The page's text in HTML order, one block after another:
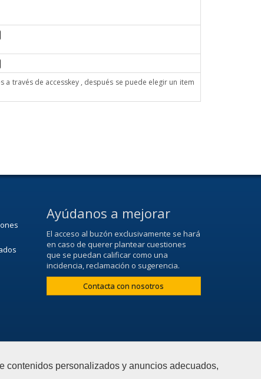
contenidos personalizados y anuncios adecuados,
través de accesskey , después se puede elegir un item
Ayúdanos a mejorar
El acceso al buzón exclusivamente se hará
en caso de querer plantear cuestiones
que se puedan calificar como una
incidencia, reclamación o sugerencia.
Contacta con nosotros